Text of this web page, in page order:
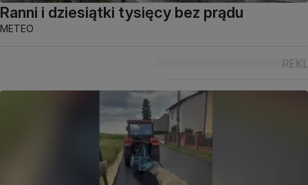
Ranni i dziesiątki tysięcy bez prądu
METEO